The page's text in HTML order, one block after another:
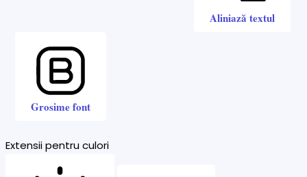
Aliniază textul
Grosime font
Extensii pentru culori